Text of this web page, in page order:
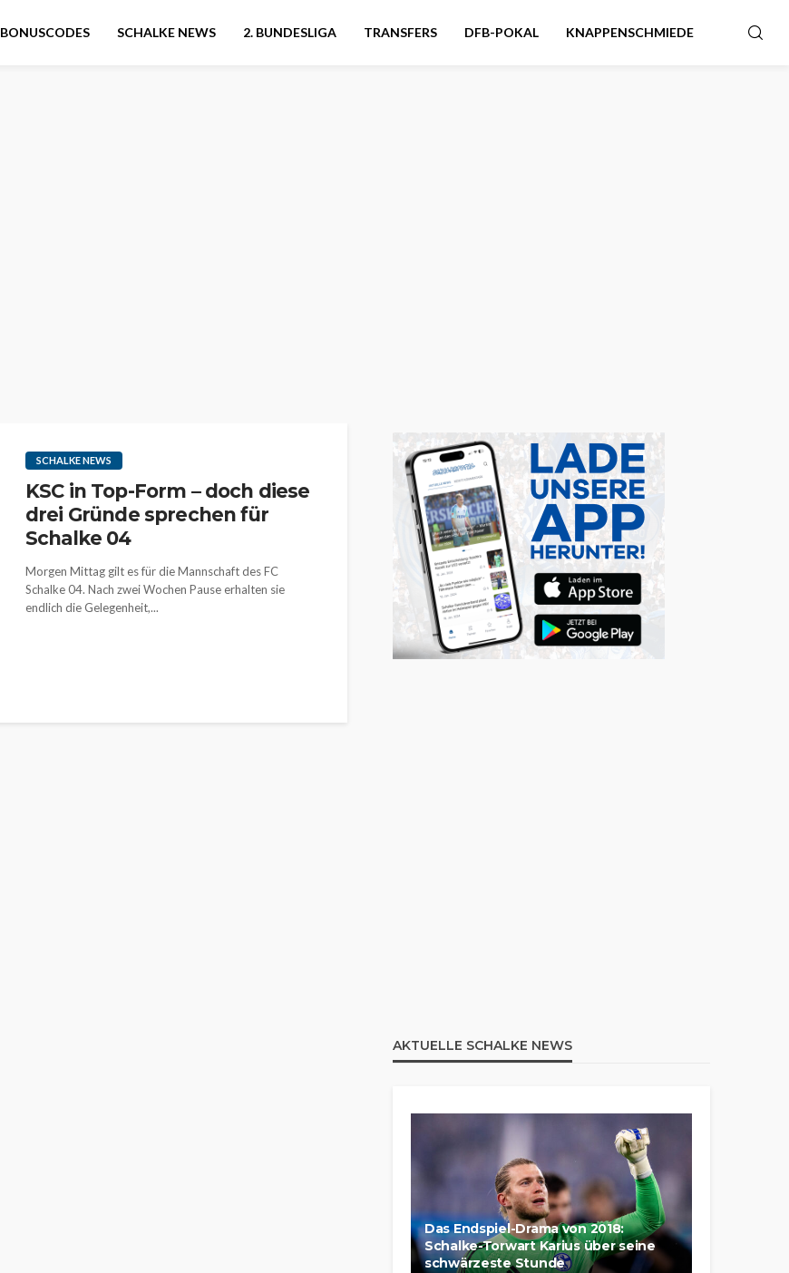
BONUSCODES SCHALKE NEWS 2. BUNDESLIGA TRANSFERS DFB-POKAL KNAPPENSCHMIEDE
SCHALKE NEWS
KSC in Top-Form – doch diese
drei Gründe sprechen für
Schalke 04
Morgen Mittag gilt es für die Mannschaft des FC
Schalke 04. Nach zwei Wochen Pause erhalten sie
endlich die Gelegenheit,...
AKTUELLE SCHALKE NEWS
Das Endspiel-Drama von 2018:
Schalke-Torwart Karius über seine
schwärzeste Stunde